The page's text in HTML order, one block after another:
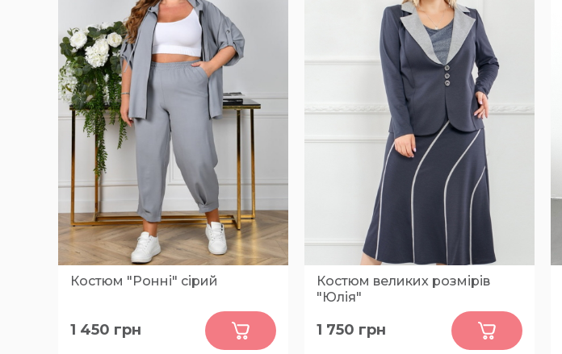
Костюм "Ронні" сірий
48-50, 52-54, 56-58, 60-62, 64-66
1 450 грн
Костюм великих розмірів
"Юлія"
56, 58, 60, 62, 64, 66, 68, 70, 72, 74,
1 750 грн